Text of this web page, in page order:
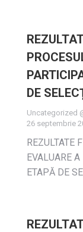
DE
Uncategorized
26 septembrie
REZULTATE
EVALUARE
ETAPĂ DE